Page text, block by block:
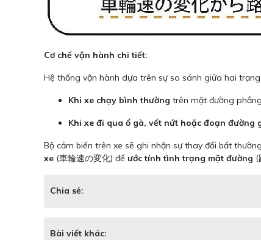
Cơ chế vận hành chi tiết:
Hệ thống vận hành dựa trên sự so sánh giữa hai
Khi xe chạy bình thường trên mặt đường
Khi xe đi qua ổ gà, vết nứt hoặc đoạn đường
Bộ cảm biến trên xe sẽ ghi nhận sự thay đổi bất
xe (車輪速の変化) để ước tính tình trạng mặt đường (
Chia sẻ:
Bài viết khác: